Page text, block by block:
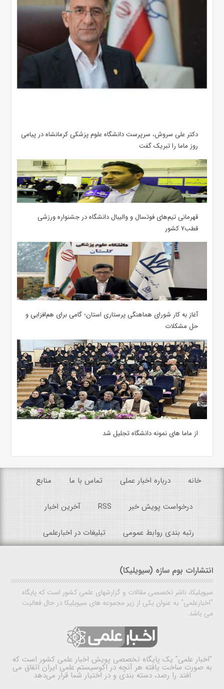
دکتر علی سروش، سرپرست دانشگاه علوم پزشکی کرمانشاه در پیامی
روز ماما را تبریک گفت
قهرمانی تیم‌های فوتسال و والیبال دانشگاه در جشنواره ورزشی
قطب۷ کشور
آغاز به کار شورای هماهنگی پرستاری استان؛ گامی برای هم‌افزایی و
حل مشکلات
از ماما های نمونه دانشگاه تجلیل شد
خانه درباره اخبار عملی تماس با ما منابع
درخواست پویش خبر RSS آخرین اخبار
رتبه بندی روابط عمومی تبلیغات در اخبارعلمی
انتشارات بوم سازه (سیویلیکا)
سیویلیکا، ناشر تخصصی مقالات و گزارشهای علمی کشور است که پایگاه
"اخبارعلمی" به عنوان یکی از زیر مجموعه های سیویلیکا در حال فعالیت
می باشد.
"اخبار علمی" یک پایگاه تخصصی پویش اخبار علمی کشور است که
به صورت ساخت یافته هر آنچه در اکوسیستم علمی ایران اتفاق می
افتد را رصد، دسته بندی و در اختیار شما قرار می‌دهد